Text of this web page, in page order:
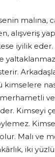
malına,
alışveriş
iyilik
kimselere
Kimseyi
Malı ve
iki